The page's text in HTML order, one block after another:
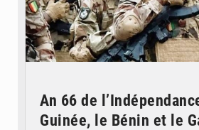
An 66 de
Guinée, le Bénin et le